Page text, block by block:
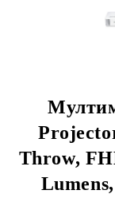
Throw,